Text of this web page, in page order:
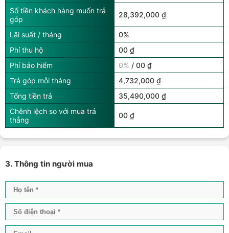
Số tiền khách hàng muốn trả
góp
28,392,000 ₫
Lãi suất / tháng
0%
Phí thu hộ
00 ₫
Phí bảo hiểm
0% / 00 ₫
Trả góp mỗi tháng
4,732,000 ₫
Tổng tiền trả
35,490,000 ₫
Chênh lệch so với mua trả
thẳng
00 ₫
3. Thông tin người mua